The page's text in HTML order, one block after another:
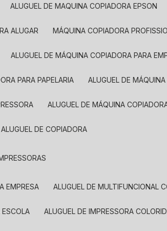
ALUGUEL DE MAQUINA COPIADORA EPSON
ALUGAR MÁQUINA COPIADORA
ALUGUEL DE MÁQUINA COPIADORA PARA
PARA PAPELARIA ALUGUEL DE
ALUGUEL DE MÁQUINA
ALUGUEL DE COPIADORA
EMPRESA ALUGUEL DE MULTIFUNCIONAL
ESCOLA ALUGUEL DE IMPRESSORA